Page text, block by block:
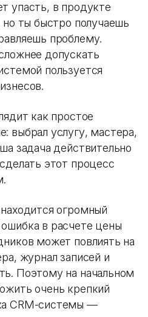
упасть, в продукте
но ты быстро получаешь
проблему.
допускать
пользуется
как простое
выбрал услугу, мастера,
задача действительно
этот процесс
огромный
в расчете цены
может повлиять на
журнал записей и
Поэтому на начальном
очень крепкий
CRM-системы —